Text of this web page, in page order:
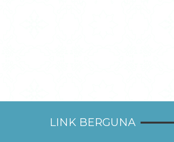
LINK BERGUNA